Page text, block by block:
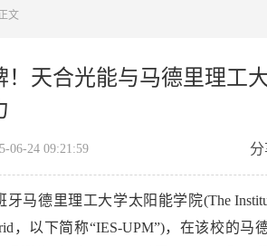
文
！天合光能与马德里理工
06-24 09:21:59 分
马德里理工大学太阳能学院(The
，以下简称“IES-UPM”)，在该校的